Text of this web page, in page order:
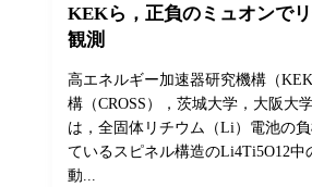
KEKら，正負のミュオンで
観測
高エネルギー加速器研究機構（
構（CROSS），茨城大学，大阪大
は，全固体リチウム（Li）電池の
ているスピネル構造のLi4Ti5O12中
動...